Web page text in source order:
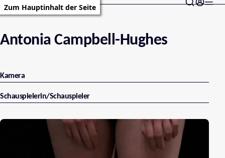
Zum Hauptinhalt der Seite
Antonia Campbell-Hughes
Kamera
Schauspielerin/Schauspieler